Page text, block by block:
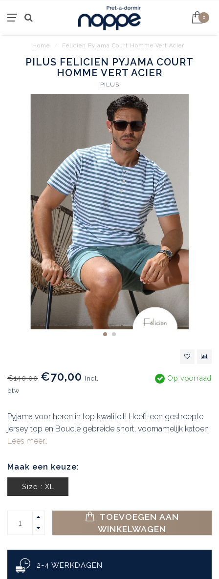
0
Home Felicien Pyjama Court Homme Vert Acier
PILUS FELICIEN PYJAMA COURT
HOMME VERT ACIER
PILUS
€140,00 €70,00 Incl.
btw
Op voorraad
Pyjama voor heren in top kwaliteit! Heeft een gestreepte
jersey top en Bouclé gebreide short, voornamelijk katoen
Lees meer..
Maak een keuze:
Size : XL
TOEVOEGEN AAN
WINKELWAGEN
2-4 WERKDAGEN